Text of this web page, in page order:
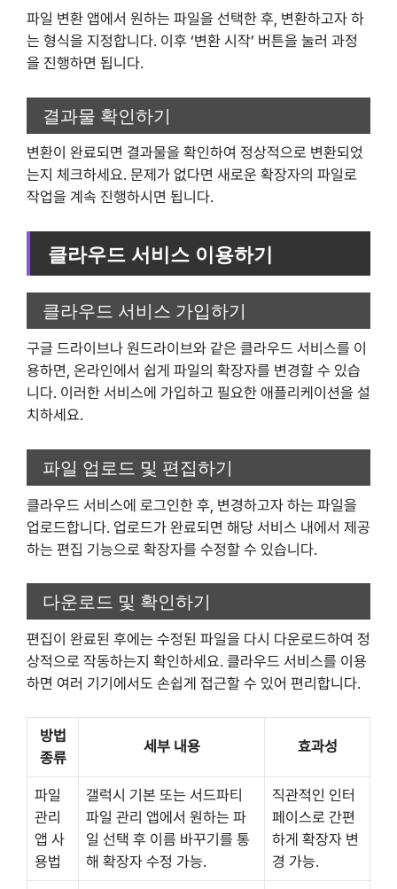
파일 변환 앱에서 원하는 파일을 선택한 후, 변환하고자 하
는 형식을 지정합니다. 이후 ‘변환 시작’ 버튼을 눌러 과정
을 진행하면 됩니다.
결과물 확인하기
변환이 완료되면 결과물을 확인하여 정상적으로 변환되었
는지 체크하세요. 문제가 없다면 새로운 확장자의 파일로
작업을 계속 진행하시면 됩니다.
클라우드 서비스 이용하기
클라우드 서비스 가입하기
구글 드라이브나 원드라이브와 같은 클라우드 서비스를 이
용하면, 온라인에서 쉽게 파일의 확장자를 변경할 수 있습
니다. 이러한 서비스에 가입하고 필요한 애플리케이션을 설
치하세요.
파일 업로드 및 편집하기
클라우드 서비스에 로그인한 후, 변경하고자 하는 파일을
업로드합니다. 업로드가 완료되면 해당 서비스 내에서 제공
하는 편집 기능으로 확장자를 수정할 수 있습니다.
다운로드 및 확인하기
편집이 완료된 후에는 수정된 파일을 다시 다운로드하여 정
상적으로 작동하는지 확인하세요. 클라우드 서비스를 이용
하면 여러 기기에서도 손쉽게 접근할 수 있어 편리합니다.
방법
종류
세부 내용 효과성
파일
관리
앱 사
용법
갤럭시 기본 또는 서드파티
파일 관리 앱에서 원하는 파
일 선택 후 이름 바꾸기를 통
해 확장자 수정 가능.
직관적인 인터
페이스로 간편
하게 확장자 변
경 가능.